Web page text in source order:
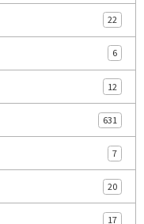
22
6
12
631
7
20
17